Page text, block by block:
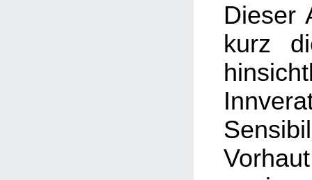
Dieser
kurz